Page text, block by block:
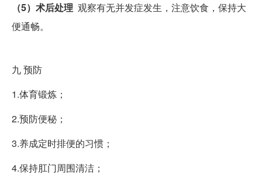
（5）术后处理 观察有无并发症发生，注意饮食，保持大
便通畅。
九预防
1.体育锻炼；
2.预防便秘；
3.养成定时排便的习惯；
4.保持肛门周围清洁；